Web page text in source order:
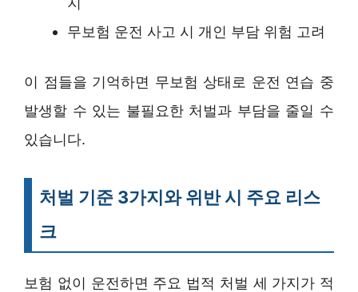
무보험 운전 사고 시 개인 부담 위험 고려
이 점들을 기억하면 무보험 상태로 운전 연습 중
발생할 수 있는 불필요한 처벌과 부담을 줄일 수
있습니다.
처벌 기준 3가지와 위반 시 주요 리스
크
보험 없이 운전하면 주요 법적 처벌 세 가지가 적